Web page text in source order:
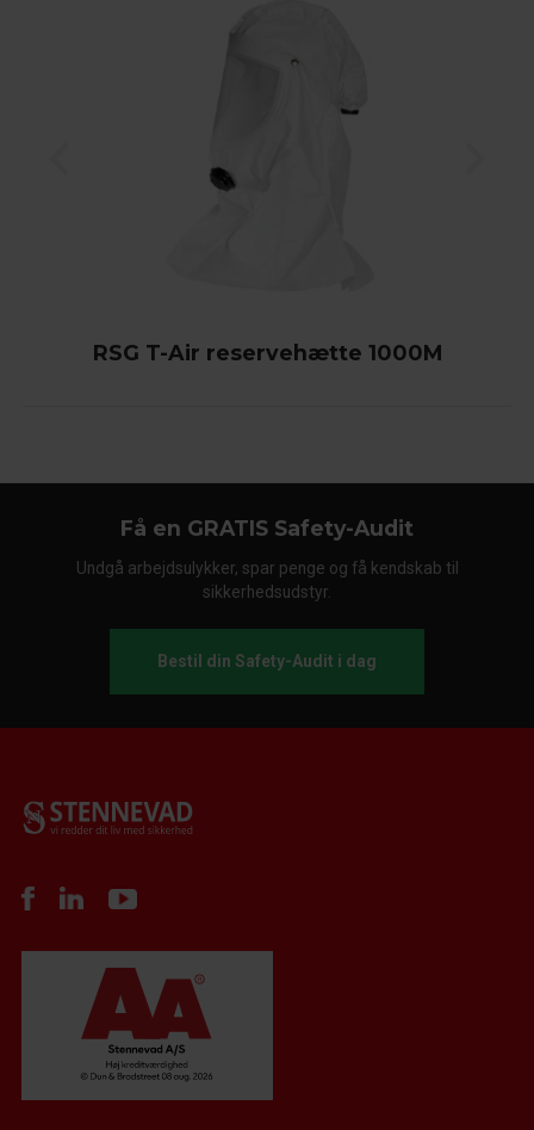
RSG T-Air reservehætte 1000M
Få en GRATIS Safety-Audit
Undgå arbejdsulykker, spar penge og få kendskab til
sikkerhedsudstyr.
Bestil din Safety-Audit i dag